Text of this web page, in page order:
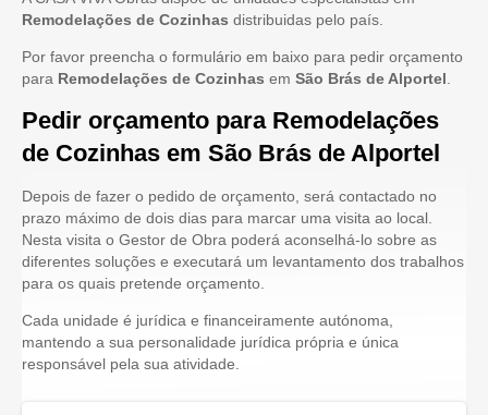
Remodelações de Cozinhas distribuidas pelo país.
Por favor preencha o formulário em baixo para pedir orçamento
para Remodelações de Cozinhas em São Brás de Alportel
Pedir orçamento para Remodelações
de Cozinhas em São Brás de Alportel
Depois de fazer o pedido de orçamento, será contactado no
prazo máximo de dois dias para marcar uma visita ao local.
Nesta visita o Gestor de Obra poderá aconselhá-lo sobre as
diferentes soluções e executará um levantamento dos trabalhos
para os quais pretende orçamento.
Cada unidade é jurídica e financeiramente autónoma,
mantendo a sua personalidade jurídica própria e única
responsável pela sua atividade.